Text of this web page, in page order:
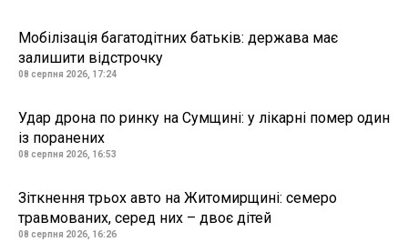
Мобілізація багатодітних батьків: держава має
залишити відстрочку
08 серпня 2026, 17:24
Удар дрона по ринку на Сумщині: у лікарні помер один
із поранених
08 серпня 2026, 16:53
Зіткнення трьох авто на Житомирщині: семеро
травмованих, серед них – двоє дітей
08 серпня 2026, 16:26